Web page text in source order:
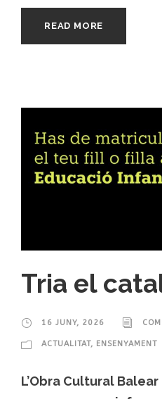
READ MORE
Tria el
16 JUNY, 2026
ACTUALITAT, ENSENYAMENT
L’Obra Cultural